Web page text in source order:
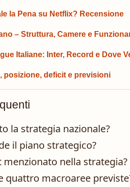
la Pena su Netflix? Recensione
– Struttura, Camere e
Italiane: Inter, Record e Dove
posizione, deficit e previsioni
la strategia nazionale?
il piano strategico?
menzionato nella strategia?
quattro macroaree